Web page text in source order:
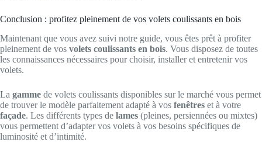
Conclusion : profitez pleinement de vos volets coulissants en bois
Maintenant que vous avez suivi notre guide, vous êtes prêt à profiter
pleinement de vos volets coulissants en bois. Vous disposez de toutes
les connaissances nécessaires pour choisir, installer et entretenir vos
volets.
La gamme de volets coulissants disponibles sur le marché vous permet
de trouver le modèle parfaitement adapté à vos fenêtres et à votre
façade. Les différents types de lames (pleines, persiennées ou mixtes)
vous permettent d’adapter vos volets à vos besoins spécifiques de
luminosité et d’intimité.